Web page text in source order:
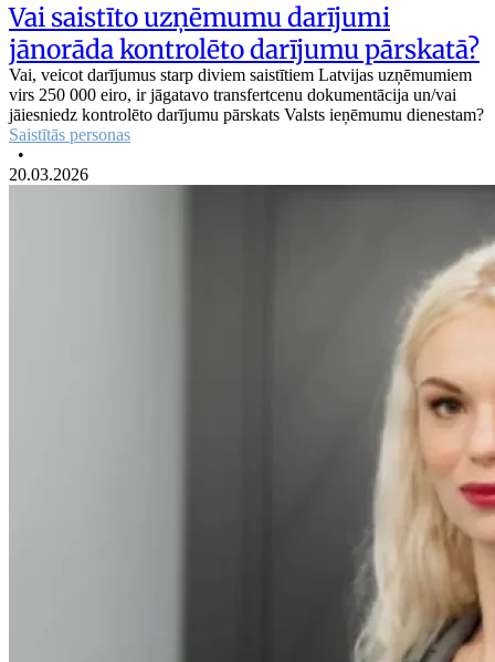
Vai saistīto uzņēmumu darījumi
jānorāda kontrolēto darījumu pārskatā?
Vai, veicot darījumus starp diviem saistītiem Latvijas uzņēmumiem
virs 250 000 eiro, ir jāgatavo transfertcenu dokumentācija un/vai
jāiesniedz kontrolēto darījumu pārskats Valsts ieņēmumu dienestam?
Saistītās personas
•
20.03.2026